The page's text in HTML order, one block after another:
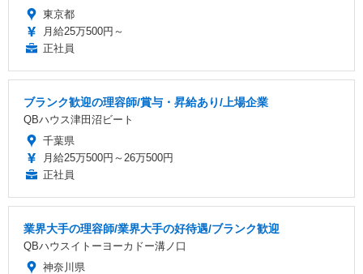
東京都
月給25万500円～
正社員
ブランク歓迎の理容師/賞与・昇給あり/上場企業
QBハウス津田沼ビート
千葉県
月給25万500円～26万500円
正社員
業界大手の理容師/業界大手の好待遇/ブランク歓迎
QBハウスイトーヨーカドー溝ノ口
神奈川県